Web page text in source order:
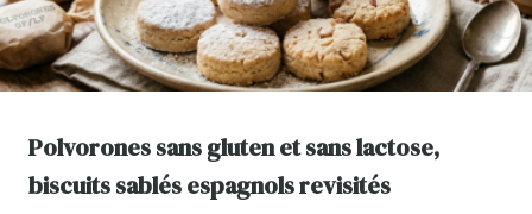
Polvorones sans gluten et sans lactose,
biscuits sablés espagnols revisités